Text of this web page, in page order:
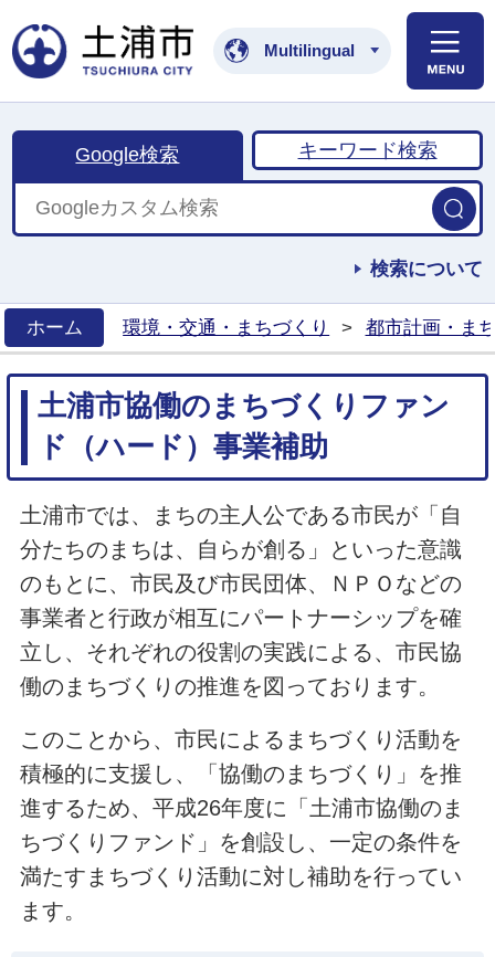
土浦市公式ホームペ
Multilingual
Google検索 キーワード検索
検索について
ホーム
環境・交通・まちづくり > 都市計画・ま
土浦市協働のまちづくりファン
ド（ハード）事業補助
土浦市では、まちの主人公である市民が「自
分たちのまちは、自らが創る」といった意識
のもとに、市民及び市民団体、ＮＰＯなどの
事業者と行政が相互にパートナーシップを確
立し、それぞれの役割の実践による、市民協
働のまちづくりの推進を図っております。
このことから、市民によるまちづくり活動を
積極的に支援し、「協働のまちづくり」を推
進するため、平成26年度に「土浦市協働のま
ちづくりファンド」を創設し、一定の条件を
満たすまちづくり活動に対し補助を行ってい
ます。